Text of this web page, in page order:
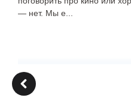
— нет. Мы е...
